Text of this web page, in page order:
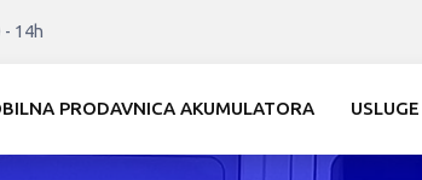
- 14h
PRODAVNICA AKUMULATORA USLUGE